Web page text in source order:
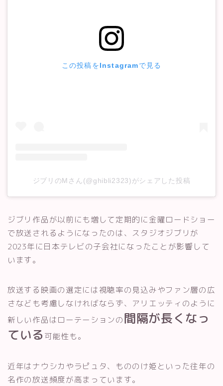
この投稿をInstagramで見る
ジブリのMさん(@ghibli2323)がシェアした投稿
ジブリ作品が以前にも増して定期的に金曜ロードショー
で放送されるようになったのは、スタジオジブリが
2023年に日本テレビの子会社になったことが影響して
います。
放送する映画の選定には視聴率の見込みやファン層の広
さなども考慮しなければならず、アリエッティのように
新しい作品はローテーションの間隔が長くなっ
ている 可能性も。
近年はナウシカやラピュタ、もののけ姫といった往年の
名作の放送頻度が高まっています。